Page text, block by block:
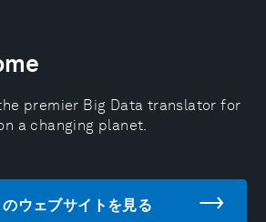
premier Big Data translator for
a changing planet.
ウェブサイトを見る